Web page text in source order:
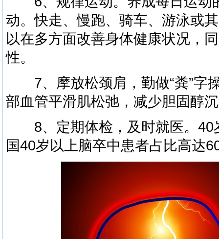
动。快走、慢跑、骑车、游泳或
以在多方面改善身体健康状况，
性。
7、摩放松颈肩，勤做“粪”字
部血管平滑肌松弛，减少胆固醇
8、定期体检，及时就医。40
国40岁以上脑卒中患者占比高达